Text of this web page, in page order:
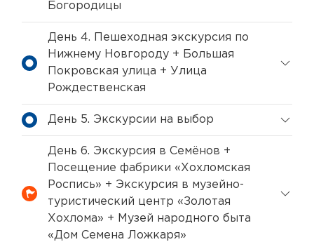
Богородицы
День 4. Пешеходная экскурсия по
Нижнему Новгороду + Большая
Покровская улица + Улица
Рождественская
День 5. Экскурсии на выбор
День 6. Экскурсия в Семёнов +
Посещение фабрики «Хохломская
Роспись» + Экскурсия в музейно-
туристический центр «Золотая
Хохлома» + Музей народного быта
«Дом Семена Ложкаря»